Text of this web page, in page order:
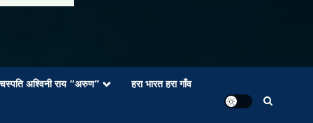
अश्विनी राय “अरुण” हरा भारत हरा गाँव